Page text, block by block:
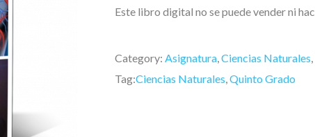
Este libro digital no se puede vender ni
Category:Asignatura,Ciencias Naturales,
Tag:Ciencias Naturales,Quinto Grado